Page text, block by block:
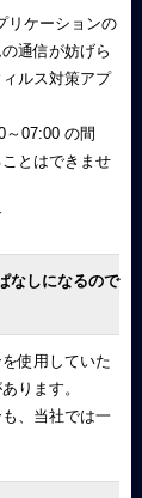
リケーションの
通信が妨げら
ルス対策アプ
～07:00 の間
とはできませ
なしになるので
使用していた
ります。
、当社では一